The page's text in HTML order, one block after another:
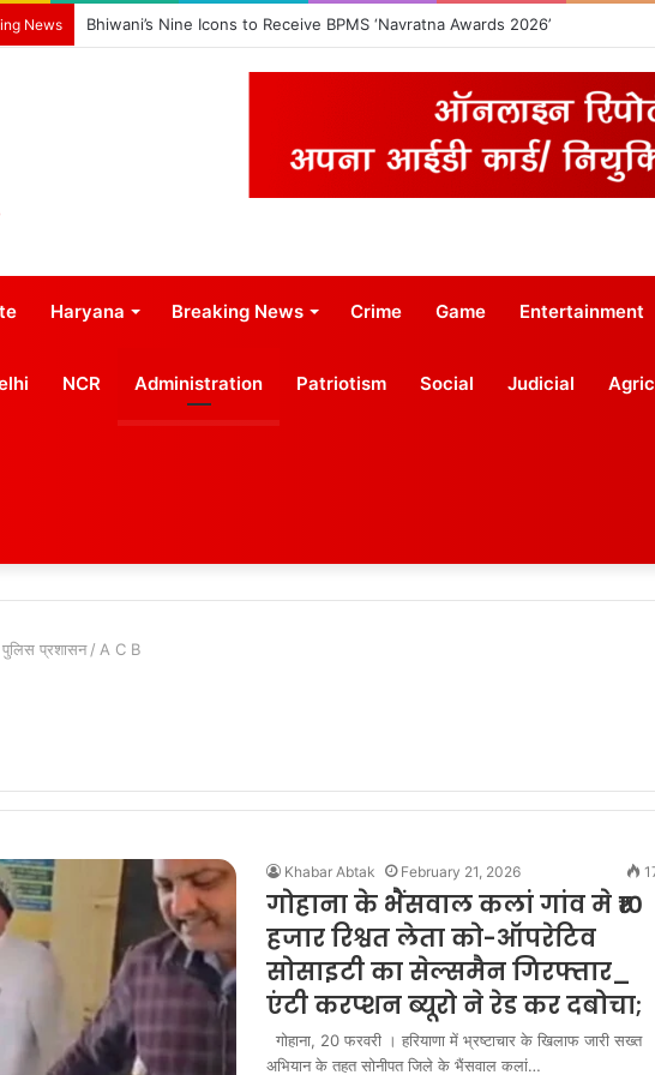
News Bhiwani’s Nine Icons to Receive BPMS ‘Navratna Awards 2026’
Haryana Breaking News Crime Game Entertainment
NCR Administration Patriotism Social Judicial
पुलिस प्रशासन / A C B
Khabar Abtak February 21, 2026
गोहाना के भैंसवाल कलां गांव मे ₹10
हजार रिश्वत लेता को-ऑपरेटिव
सोसाइटी का सेल्समैन गिरफ्तार_
एंटी करप्शन ब्यूरो ने रेड कर दबोचा;
गोहाना, 20 फरवरी । हरियाणा में भ्रष्टाचार के खिलाफ जारी सख्त
अभियान के तहत सोनीपत जिले के भैंसवाल कलां…